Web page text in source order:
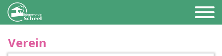
Verein